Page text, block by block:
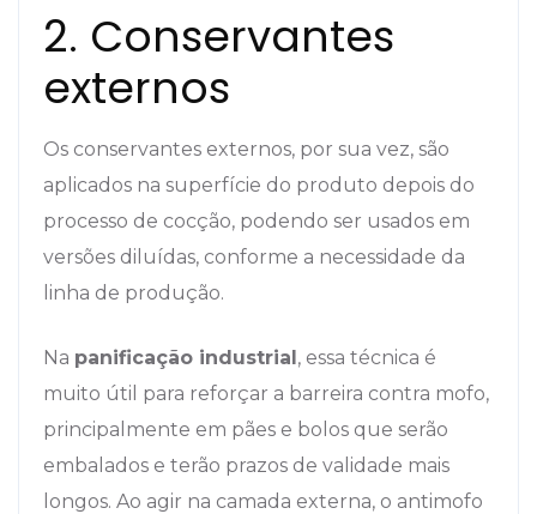
2. Conservantes
externos
Os conservantes externos, por sua vez, são
aplicados na superfície do produto depois do
processo de cocção, podendo ser usados em
versões diluídas, conforme a necessidade da
linha de produção.
Na panificação industrial, essa técnica é
muito útil para reforçar a barreira contra mofo,
principalmente em pães e bolos que serão
embalados e terão prazos de validade mais
longos. Ao agir na camada externa, o antimofo